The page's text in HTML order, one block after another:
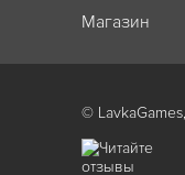
Магазин
©